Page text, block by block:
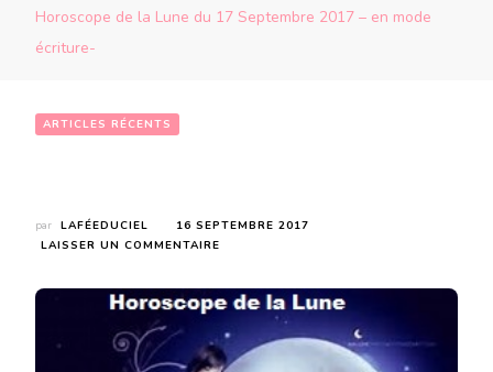
Horoscope de la Lune du 17 Septembre 2017 – en mode
écriture-
ARTICLES RÉCENTS
par LAFÉEDUCIEL
16 SEPTEMBRE 2017
LAISSER UN COMMENTAIRE
LA
17